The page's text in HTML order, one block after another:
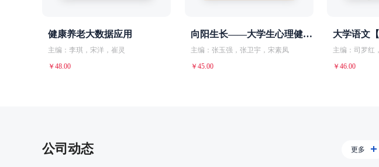
健康养老大数据应用
主编：李琪，宋洋，崔灵
￥48.00
向阳生长——大学生心理健康教育
主编：张玉强，张卫宇，宋素凤
￥45.00
主编：司罗红
￥46.00
公司动态 更多